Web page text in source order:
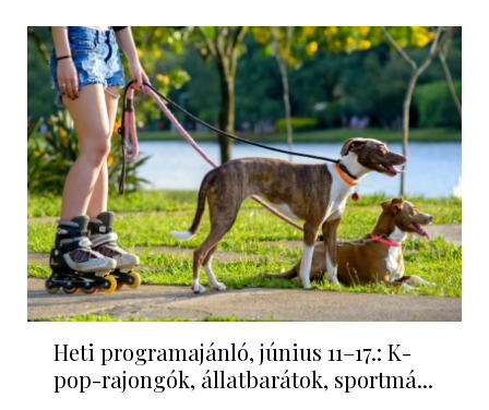
Heti programajánló, június 11–17.: K-
pop-rajongók, állatbarátok, sportmá...